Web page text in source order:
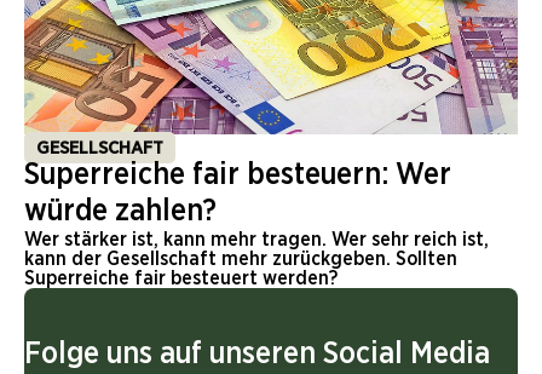
GESELLSCHAFT
Superreiche fair besteuern: Wer
würde zahlen?
Wer stärker ist, kann mehr tragen. Wer sehr reich ist,
kann der Gesellschaft mehr zurückgeben. Sollten
Superreiche fair besteuert werden?
Folge uns auf unseren Social Media